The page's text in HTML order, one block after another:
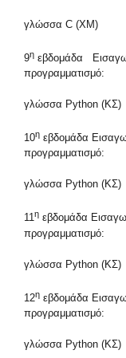
γλώσσα C (ΧΜ)
9η εβδομάδα
προγραμματισμό:
γλώσσα Python (ΚΣ)
10η εβδομάδα
προγραμματισμό:
γλώσσα Python (ΚΣ)
11η εβδομάδα
προγραμματισμό:
γλώσσα Python (ΚΣ)
12η εβδομάδα
προγραμματισμό:
γλώσσα Python (ΚΣ)